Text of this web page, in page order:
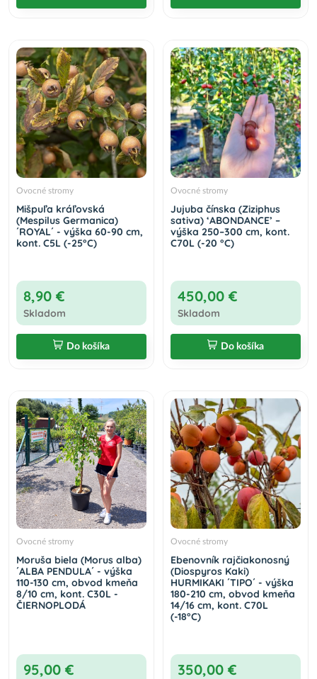
Ovocné stromy
Mišpuľa kráľovská
(Mespilus Germanica)
´ROYAL´ - výška 60-90 cm,
kont. C5L (-25°C)
8,90 €
Skladom
Do košíka
Ovocné stromy
Jujuba čínska (Ziziphus
sativa) ‘ABONDANCE’ –
výška 250–300 cm, kont.
C70L (-20 °C)
450,00 €
Skladom
Do košíka
Ovocné stromy
Moruša biela (Morus alba)
´ALBA PENDULA´ - výška
110-130 cm, obvod kmeňa
8/10 cm, kont. C30L -
ČIERNOPLODÁ
95,00 €
Ovocné stromy
Ebenovník rajčiakonosný
(Diospyros Kaki)
HURMIKAKI ´TIPO´ - výška
180-210 cm, obvod kmeňa
14/16 cm, kont. C70L
(-18°C)
350,00 €